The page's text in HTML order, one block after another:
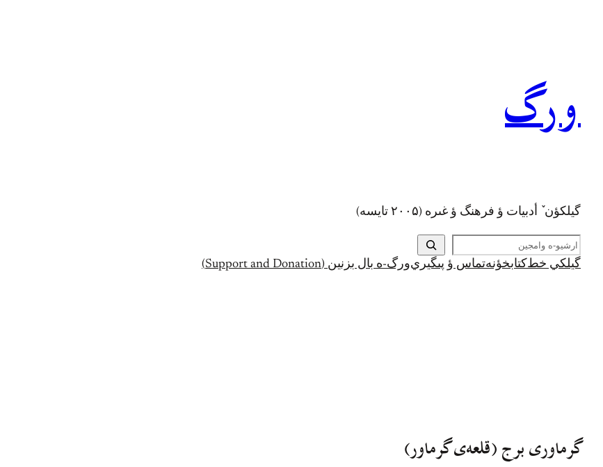
ورگ
گيلکؤن ٚ أدبیات ؤ فرهنگ ؤ غىره (۲۰۰۵ تايسه)
ج
س
تگيلکي خط کتابخؤنهتماس ؤ پىگيريورگ-ه بال بزنين (Support and Donation)
گرماوری برج (قلعه‌ی گرماور)